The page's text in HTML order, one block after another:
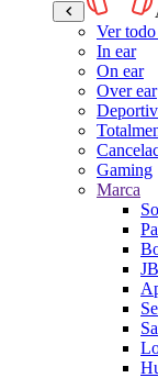
Ver
In ear
On ear
Over ear
Gaming
Marca